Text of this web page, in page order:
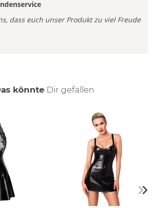
dass euch unser Produkt zu viel Freude
könnte Dir auch
gefallen